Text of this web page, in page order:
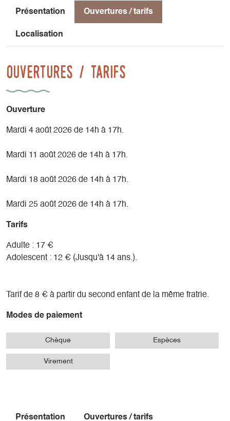
changements climatiques, et de leur répercussion sur les
dernière glaciation dans les Préalpes.
Présentation Ouvertures / tarifs
Localisation
Ouvertures / tarifs
Ouverture
Mardi 4 août 2026 de 14h à 17h.
Mardi 11 août 2026 de 14h à 17h.
Mardi 18 août 2026 de 14h à 17h.
Mardi 25 août 2026 de 14h à 17h.
Tarifs
Adulte : 17 €
Adolescent : 12 € (Jusqu'à 14 ans.).
Tarif de 8 € à partir du second enfant de la même fratrie.
Modes de paiement
Chèque Espèces
Virement
Présentation Ouvertures / tarifs